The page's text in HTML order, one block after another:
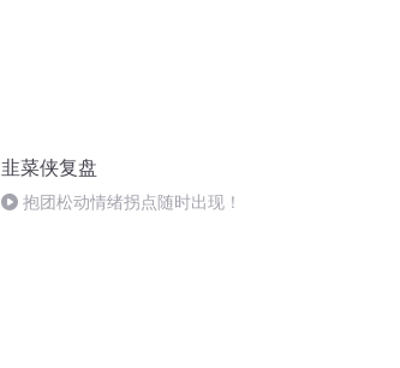
韭菜侠复盘
抱团松动情绪拐点随时出现！